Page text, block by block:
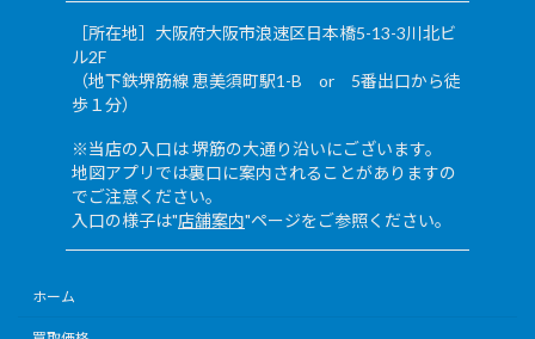
［所在地］大阪府大阪市浪速区日本橋5-13-3川北ビ
ル2F
（地下鉄堺筋線 恵美須町駅1-B or 5番出口から徒
歩１分）
※当店の入口は 堺筋の大通り沿いにございます。
地図アプリでは裏口に案内されることがありますの
でご注意ください。
入口の様子は"店舗案内"ページをご参照ください。
ホーム